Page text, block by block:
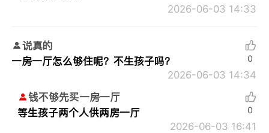
2026-06-03 14:33
说真的
一房一厅怎么够住呢？不生孩子吗？
2026-06-03 14:34
0
钱不够先买一房一厅
等生孩子两个人供两房一厅
2026-06-03 16:41
0